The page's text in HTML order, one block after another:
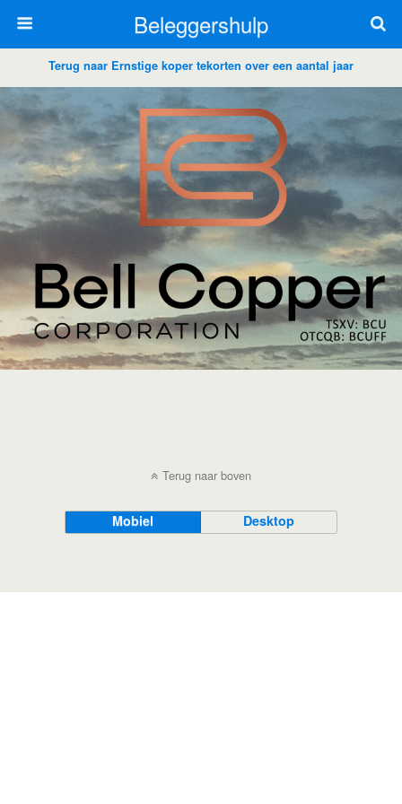
Beleggershulp
Terug naar Ernstige koper tekorten over een aantal jaar
Terug naar boven
Mobiel Desktop